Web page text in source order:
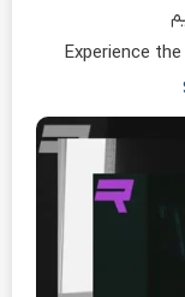
Experience